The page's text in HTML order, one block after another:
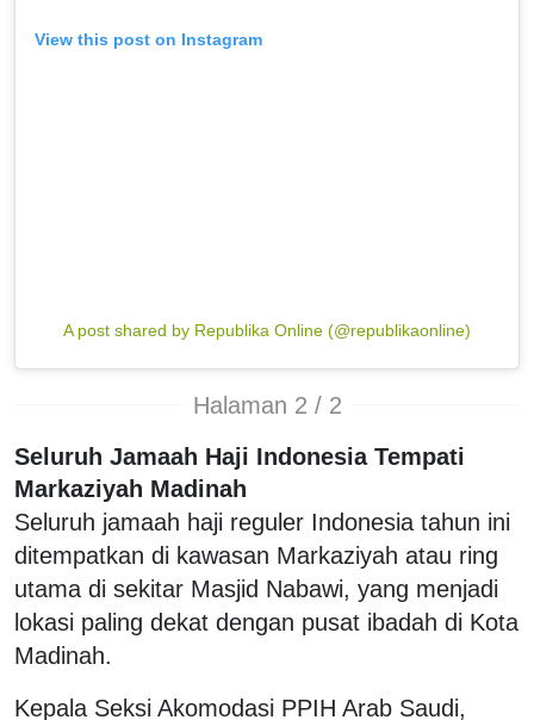
View this post on Instagram
A post shared by Republika Online (@republikaonline)
Halaman 2 / 2
Seluruh Jamaah Haji Indonesia Tempati
Markaziyah Madinah
Seluruh jamaah haji reguler Indonesia tahun ini
ditempatkan di kawasan Markaziyah atau ring
utama di sekitar Masjid Nabawi, yang menjadi
lokasi paling dekat dengan pusat ibadah di Kota
Madinah.
Kepala Seksi Akomodasi PPIH Arab Saudi,